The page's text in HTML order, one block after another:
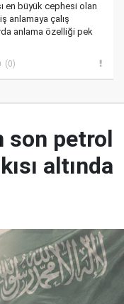
en büyük cephesi olan
anlamaya çalış
anlama özelliği pek
(0)
son petrol
altında